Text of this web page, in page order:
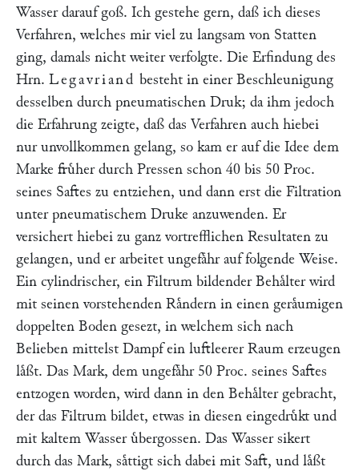
Wasser darauf goß. Ich gestehe gern, daß ich dieses
Verfahren, welches mir viel zu langsam von Statten
ging, damals nicht weiter verfolgte. Die Erfindung des
Hrn. Legavriand besteht in einer Beschleunigung
desselben durch pneumatischen Druk; da ihm jedoch
die Erfahrung zeigte, daß das Verfahren auch hiebei
nur unvollkommen gelang, so kam er auf die Idee dem
Marke fruͤher durch Pressen schon 40 bis 50 Proc.
seines Saftes zu entziehen, und dann erst die Filtration
unter pneumatischem Druke anzuwenden. Er
versichert hiebei zu ganz vortrefflichen Resultaten zu
gelangen, und er arbeitet ungefaͤhr auf folgende Weise.
Ein cylindrischer, ein Filtrum bildender Behaͤlter wird
mit seinen vorstehenden Raͤndern in einen geraͤumigen
doppelten Boden gesezt, in welchem sich nach
Belieben mittelst Dampf ein luftleerer Raum erzeugen
laͤßt. Das Mark, dem ungefaͤhr 50 Proc. seines Saftes
entzogen worden, wird dann in den Behaͤlter gebracht,
der das Filtrum bildet, etwas in diesen eingedruͤkt und
mit kaltem Wasser uͤbergossen. Das Wasser sikert
durch das Mark, saͤttigt sich dabei mit Saft, und laͤßt